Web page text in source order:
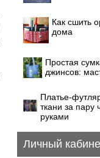
Как сшить
дома
Простая
джинсов:
Платье-
ткани за пару
руками
Личный